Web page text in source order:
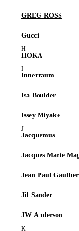
GREG ROSS
Gucci
HOKA
Innerraum
Isa Boulder
Issey Miyake
Jacquemus
Jacques Marie
Jean Paul Gaultier
Jil Sander
JW Anderson